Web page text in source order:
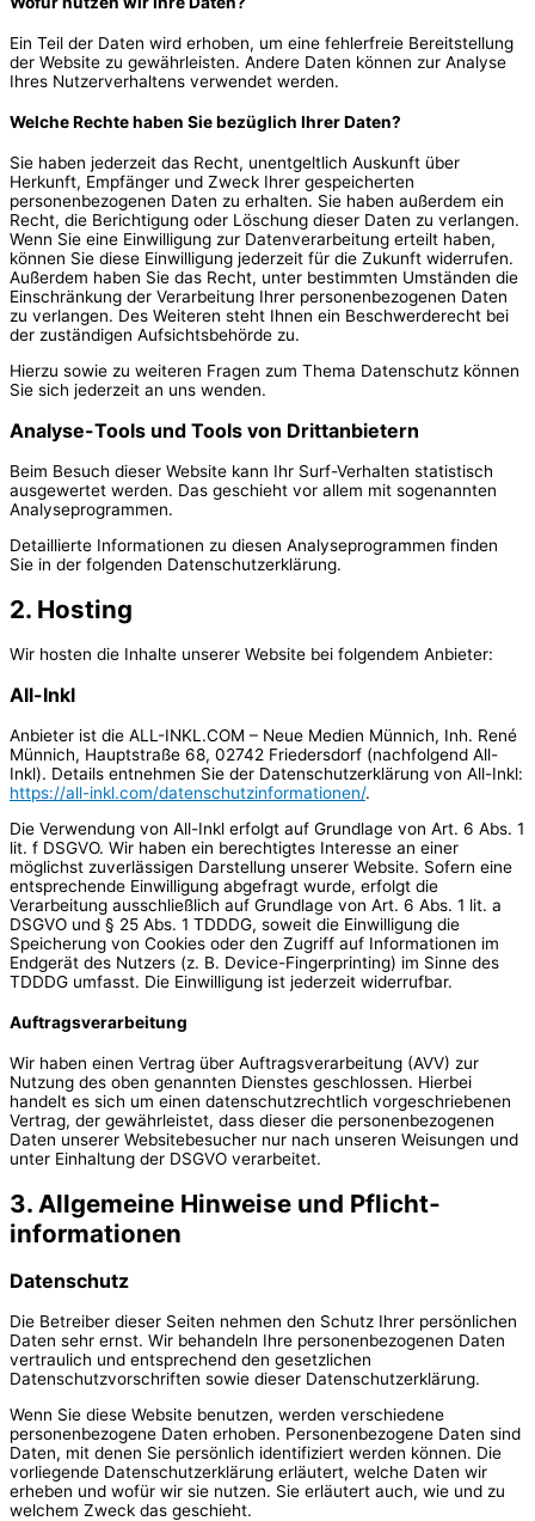
Ein Teil der Daten wird erhoben, um eine fehlerfreie Bereitstellung
der Website zu gewährleisten. Andere Daten können zur Analyse
Ihres Nutzerverhaltens verwendet werden.
Welche Rechte haben Sie bezüglich Ihrer Daten?
Sie haben jederzeit das Recht, unentgeltlich Auskunft über
Herkunft, Empfänger und Zweck Ihrer gespeicherten
personenbezogenen Daten zu erhalten. Sie haben außerdem ein
Recht, die Berichtigung oder Löschung dieser Daten zu verlangen.
Wenn Sie eine Einwilligung zur Datenverarbeitung erteilt haben,
können Sie diese Einwilligung jederzeit für die Zukunft widerrufen.
Außerdem haben Sie das Recht, unter bestimmten Umständen die
Einschränkung der Verarbeitung Ihrer personenbezogenen Daten
zu verlangen. Des Weiteren steht Ihnen ein Beschwerderecht bei
der zuständigen Aufsichtsbehörde zu.
Hierzu sowie zu weiteren Fragen zum Thema Datenschutz können
Sie sich jederzeit an uns wenden.
Analyse-Tools und Tools von Dritt­anbietern
Beim Besuch dieser Website kann Ihr Surf-Verhalten statistisch
ausgewertet werden. Das geschieht vor allem mit sogenannten
Analyseprogrammen.
Detaillierte Informationen zu diesen Analyseprogrammen finden
Sie in der folgenden Datenschutzerklärung.
2. Hosting
Wir hosten die Inhalte unserer Website bei folgendem Anbieter:
All-Inkl
Anbieter ist die ALL-INKL.COM – Neue Medien Münnich, Inh. René
Münnich, Hauptstraße 68, 02742 Friedersdorf (nachfolgend All-
Inkl). Details entnehmen Sie der Datenschutzerklärung von All-Inkl:
https://all-inkl.com/datenschutzinformationen/.
Die Verwendung von All-Inkl erfolgt auf Grundlage von Art. 6 Abs. 1
lit. f DSGVO. Wir haben ein berechtigtes Interesse an einer
möglichst zuverlässigen Darstellung unserer Website. Sofern eine
entsprechende Einwilligung abgefragt wurde, erfolgt die
Verarbeitung ausschließlich auf Grundlage von Art. 6 Abs. 1 lit. a
DSGVO und § 25 Abs. 1 TDDDG, soweit die Einwilligung die
Speicherung von Cookies oder den Zugriff auf Informationen im
Endgerät des Nutzers (z. B. Device-Fingerprinting) im Sinne des
TDDDG umfasst. Die Einwilligung ist jederzeit widerrufbar.
Auftragsverarbeitung
Wir haben einen Vertrag über Auftragsverarbeitung (AVV) zur
Nutzung des oben genannten Dienstes geschlossen. Hierbei
handelt es sich um einen datenschutzrechtlich vorgeschriebenen
Vertrag, der gewährleistet, dass dieser die personenbezogenen
Daten unserer Websitebesucher nur nach unseren Weisungen und
unter Einhaltung der DSGVO verarbeitet.
3. Allgemeine Hinweise und Pflicht­
informationen
Datenschutz
Die Betreiber dieser Seiten nehmen den Schutz Ihrer persönlichen
Daten sehr ernst. Wir behandeln Ihre personenbezogenen Daten
vertraulich und entsprechend den gesetzlichen
Datenschutzvorschriften sowie dieser Datenschutzerklärung.
Wenn Sie diese Website benutzen, werden verschiedene
personenbezogene Daten erhoben. Personenbezogene Daten sind
Daten, mit denen Sie persönlich identifiziert werden können. Die
vorliegende Datenschutzerklärung erläutert, welche Daten wir
erheben und wofür wir sie nutzen. Sie erläutert auch, wie und zu
welchem Zweck das geschieht.